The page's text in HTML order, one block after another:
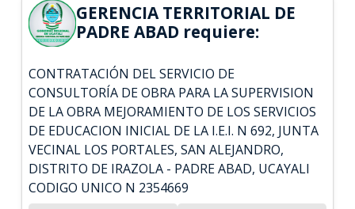
GERENCIA TERRITORIAL DE
PADRE ABAD requiere:
CONTRATACIÓN DEL SERVICIO DE
CONSULTORÍA DE OBRA PARA LA SUPERVISION
DE LA OBRA MEJORAMIENTO DE LOS SERVICIOS
DE EDUCACION INICIAL DE LA I.E.I. N 692, JUNTA
VECINAL LOS PORTALES, SAN ALEJANDRO,
DISTRITO DE IRAZOLA - PADRE ABAD, UCAYALI
CODIGO UNICO N 2354669